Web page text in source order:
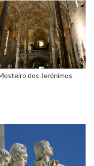
dos Jerónimos